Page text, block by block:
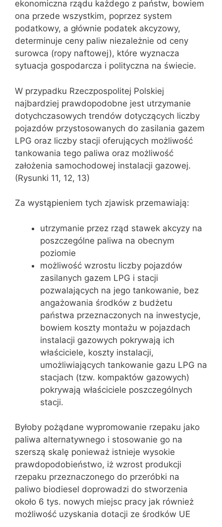
ekonomiczna rządu każdego z państw, bowiem
ona przede wszystkim, poprzez system
podatkowy, a głównie podatek akcyzowy,
determinuje ceny paliw niezależnie od ceny
surowca (ropy naftowej), które wyznacza
sytuacja gospodarcza i polityczna na świecie.
W przypadku Rzeczpospolitej Polskiej
najbardziej prawdopodobne jest utrzymanie
dotychczasowych trendów dotyczących liczby
pojazdów przystosowanych do zasilania gazem
LPG oraz liczby stacji oferujących możliwość
tankowania tego paliwa oraz możliwość
założenia samochodowej instalacji gazowej.
(Rysunki 11, 12, 13)
Za wystąpieniem tych zjawisk przemawiają:
utrzymanie przez rząd stawek akcyzy na
poszczególne paliwa na obecnym
poziomie
możliwość wzrostu liczby pojazdów
zasilanych gazem LPG i stacji
pozwalających na jego tankowanie, bez
angażowania środków z budżetu
państwa przeznaczonych na inwestycje,
bowiem koszty montażu w pojazdach
instalacji gazowych pokrywają ich
właściciele, koszty instalacji,
umożliwiających tankowanie gazu LPG na
stacjach (tzw. kompaktów gazowych)
pokrywają właściciele poszczególnych
stacji.
Byłoby pożądane wypromowanie rzepaku jako
paliwa alternatywnego i stosowanie go na
szerszą skalę ponieważ istnieje wysokie
prawdopodobieństwo, iż wzrost produkcji
rzepaku przeznaczonego do przeróbki na
paliwo biodiesel doprowadzi do stworzenia
około 6 tys. nowych miejsc pracy jak również
możliwość uzyskania dotacji ze środków UE